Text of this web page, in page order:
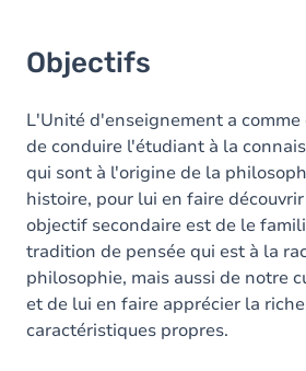
Objectifs
L'Unité d'enseignement a
de conduire l'étudiant à la
qui sont à l'origine de la
histoire, pour lui en faire
objectif secondaire est de le
tradition de pensée qui est à la
philosophie, mais aussi de notre
et de lui en faire apprécier la
caractéristiques propres.